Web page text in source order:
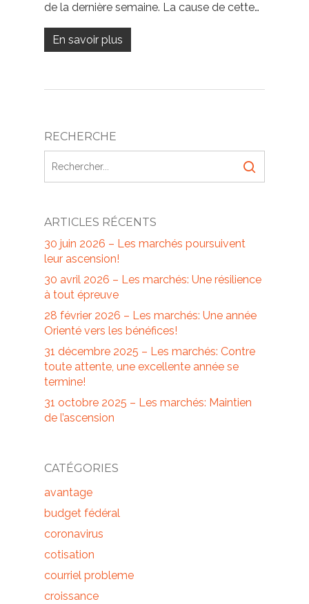
de la dernière semaine. La cause de cette…
En savoir plus
RECHERCHE
ARTICLES RÉCENTS
30 juin 2026 – Les marchés poursuivent
leur ascension!
30 avril 2026 – Les marchés: Une résilience
à tout épreuve
28 février 2026 – Les marchés: Une année
Orienté vers les bénéfices!
31 décembre 2025 – Les marchés: Contre
toute attente, une excellente année se
termine!
31 octobre 2025 – Les marchés: Maintien
de l’ascension
CATÉGORIES
avantage
budget fédéral
coronavirus
cotisation
courriel probleme
croissance